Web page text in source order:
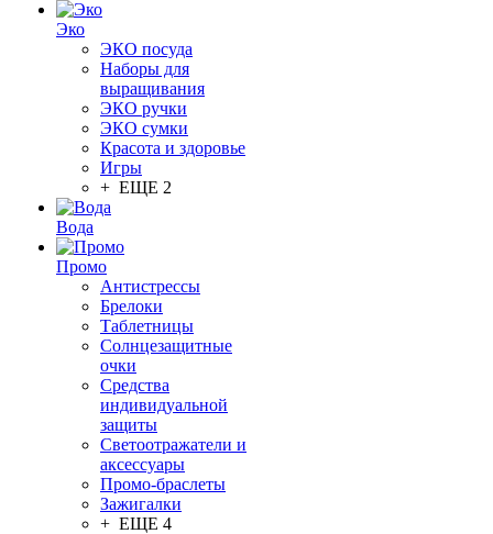
Эко
ЭКО посуда
Наборы для
выращивания
ЭКО ручки
ЭКО сумки
Красота и здоровье
Игры
+ ЕЩЕ 2
Вода
Промо
Антистрессы
Брелоки
Таблетницы
Солнцезащитные
очки
Средства
индивидуальной
защиты
Светоотражатели и
аксессуары
Промо-браслеты
Зажигалки
+ ЕЩЕ 4